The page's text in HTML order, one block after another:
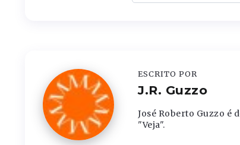
ESCRITO POR
J.R. Guzzo
José Roberto Guzzo é
"Veja".